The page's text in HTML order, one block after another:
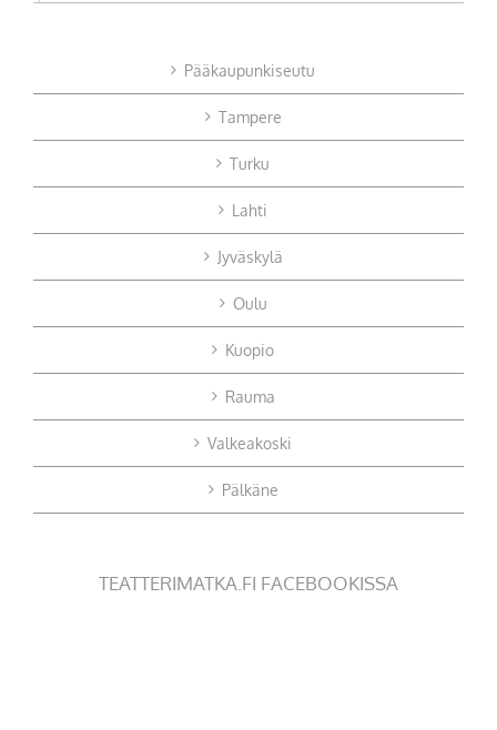
Pääkaupunkiseutu
Tampere
Turku
Lahti
Jyväskylä
Oulu
Kuopio
Rauma
Valkeakoski
Pälkäne
TEATTERIMATKA.FI FACEBOOKISSA